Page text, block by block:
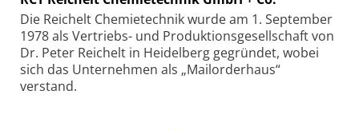
Die Reichelt Chemietechnik wurde am 1. September
1978 als Vertriebs- und Produktionsgesellschaft von
Dr. Peter Reichelt in Heidelberg gegründet, wobei
sich das Unternehmen als „Mailorderhaus“
verstand.